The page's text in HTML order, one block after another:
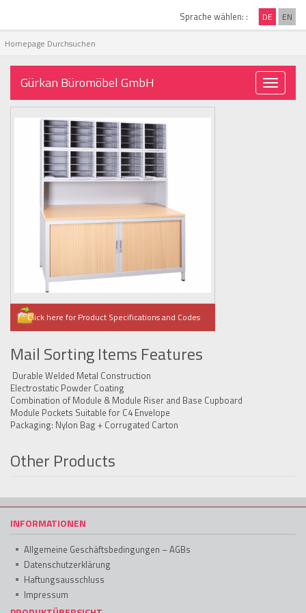
Sprache wählen: : DE EN
Toggle
Gürkan Büromöbel GmbH
Click here for Product Specifications and Codes
Mail Sorting Items Features
Durable Welded Metal Construction
Electrostatic Powder Coating
Combination of Module & Module Riser and Base Cupboard
Module Pockets Suitable for C4 Envelope
Packaging: Nylon Bag + Corrugated Carton
Other Products
INFORMATIONEN
Allgemeine Geschäftsbedingungen – AGBs
Datenschutzerklärung
Haftungsausschluss
Impressum